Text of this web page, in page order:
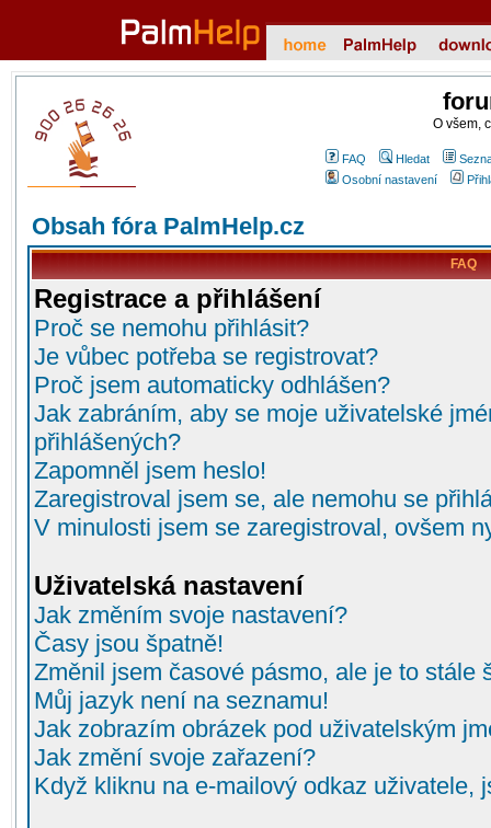
O všem,
FAQ Hledat
Osobní nastavení
Obsah fóra PalmHelp.cz
FAQ
Registrace a přihlášení
Proč se nemohu přihlásit?
Je vůbec potřeba se registrovat?
Proč jsem automaticky odhlášen?
Jak zabráním, aby se moje uživatelské
přihlášených?
Zapomněl jsem heslo!
Zaregistroval jsem se, ale nemohu se
V minulosti jsem se zaregistroval, ovšem
Uživatelská nastavení
Jak změním svoje nastavení?
Časy jsou špatně!
Změnil jsem časové pásmo, ale je to stále
Můj jazyk není na seznamu!
Jak zobrazím obrázek pod uživatelským
Jak změní svoje zařazení?
Když kliknu na e-mailový odkaz uživatele,